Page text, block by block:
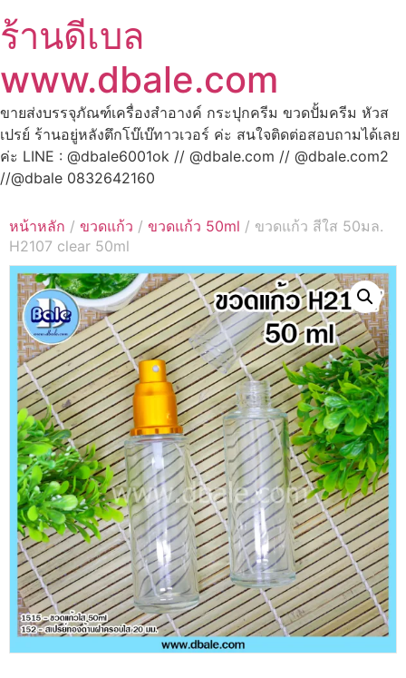
ร้านดีเบล
www.dbale.com
ขายส่งบรรจุภัณฑ์เครื่องสำอางค์ กระปุกครีม ขวดปั้มครีม หัวส
เปรย์ ร้านอยู่หลังตึกโบ๊เบ๊ทาวเวอร์ ค่ะ สนใจติดต่อสอบถามได้เลย
ค่ะ LINE : @dbale6001ok // @dbale.com // @dbale.com2
//@dbale 0832642160
หน้าหลัก / ขวดแก้ว / ขวดแก้ว 50ml / ขวดแก้ว สีใส 50มล.
H2107 clear 50ml